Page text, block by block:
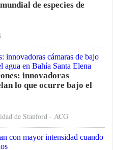
de especies de
innovadoras
lo que ocurre bajo el
de Stanford - ACG